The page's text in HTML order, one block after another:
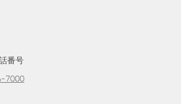
番号
7000